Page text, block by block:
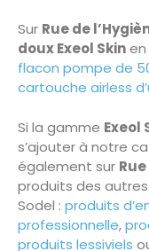
Sur Rue de
doux Exeol Skin
flacon pompe de
cartouche airless
Si la gamme Exeol
s’ajouter à notre
également sur
produits des
Sodel : produits
professionnelle,
produits lessiviels